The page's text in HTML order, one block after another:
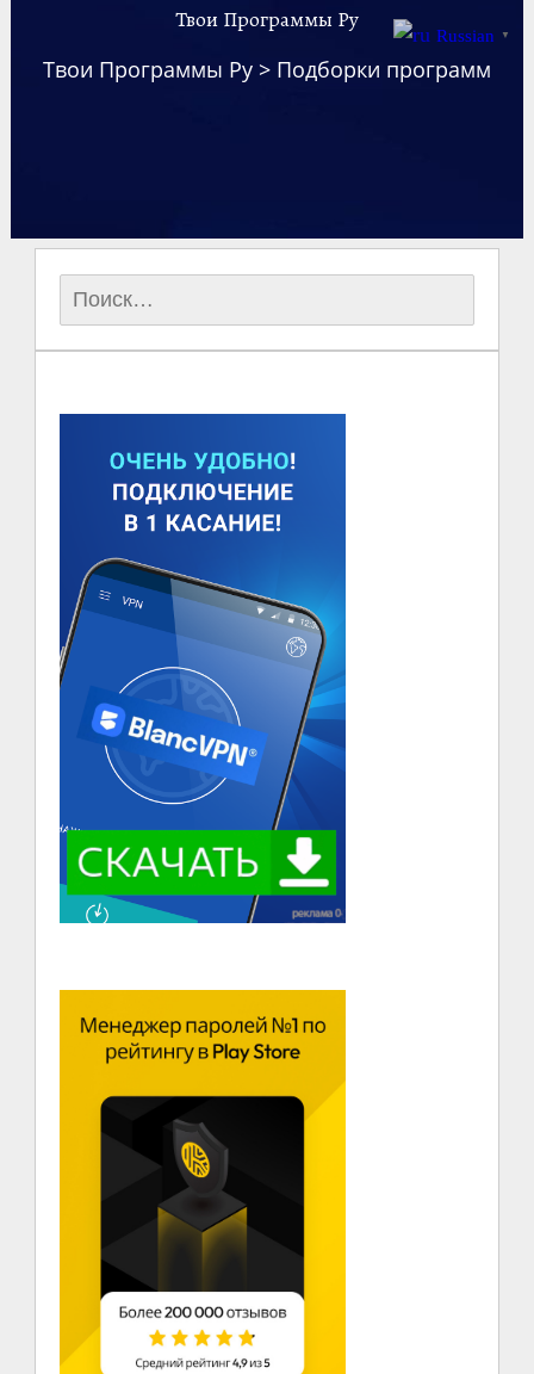
Твои Программы Ру
Твои Программы Ру> Подборки программ
Найти:
Russian ▼